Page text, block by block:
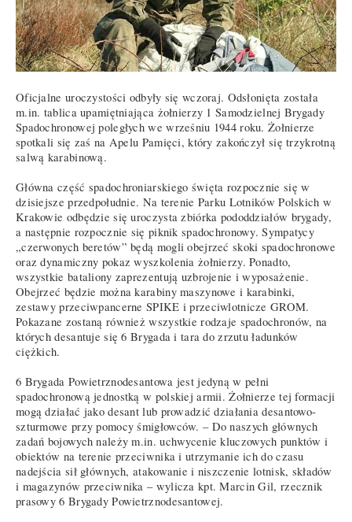
Oficjalne uroczystości odbyły się wczoraj. Odsłonięta została
m.in. tablica upamiętniająca żołnierzy 1 Samodzielnej Brygady
Spadochronowej poległych we wrześniu 1944 roku. Żołnierze
spotkali się zaś na Apelu Pamięci, który zakończył się trzykrotną
salwą karabinową.
Główna część spadochroniarskiego święta rozpocznie się w
dzisiejsze przedpołudnie. Na terenie Parku Lotników Polskich w
Krakowie odbędzie się uroczysta zbiórka pododdziałów brygady,
a następnie rozpocznie się piknik spadochronowy. Sympatycy
„czerwonych beretów” będą mogli obejrzeć skoki spadochronowe
oraz dynamiczny pokaz wyszkolenia żołnierzy. Ponadto,
wszystkie bataliony zaprezentują uzbrojenie i wyposażenie.
Obejrzeć będzie można karabiny maszynowe i karabinki,
zestawy przeciwpancerne SPIKE i przeciwlotnicze GROM.
Pokazane zostaną również wszystkie rodzaje spadochronów, na
których desantuje się 6 Brygada i tara do zrzutu ładunków
ciężkich.
6 Brygada Powietrznodesantowa jest jedyną w pełni
spadochronową jednostką w polskiej armii. Żołnierze tej formacji
mogą działać jako desant lub prowadzić działania desantowo-
szturmowe przy pomocy śmigłowców. – Do naszych głównych
zadań bojowych należy m.in. uchwycenie kluczowych punktów i
obiektów na terenie przeciwnika i utrzymanie ich do czasu
nadejścia sił głównych, atakowanie i niszczenie lotnisk, składów
i magazynów przeciwnika – wylicza kpt. Marcin Gil, rzecznik
prasowy 6 Brygady Powietrznodesantowej.